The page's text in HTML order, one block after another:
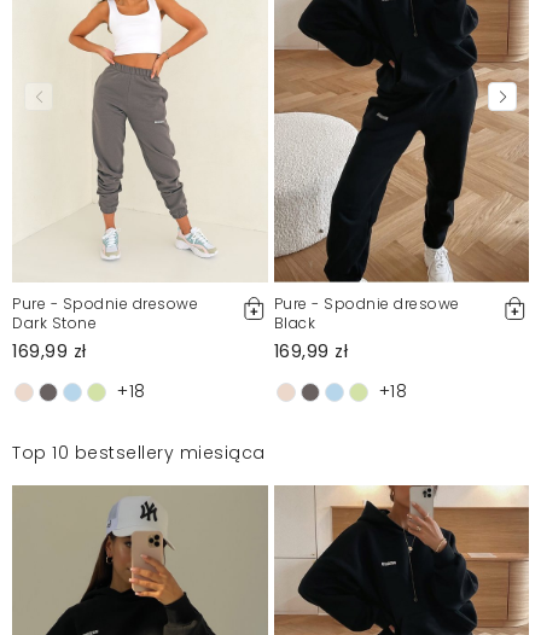
Pure - Spodnie dresowe
Dark Stone
169,99 zł
+18
Pure - Spodnie dresowe
Black
169,99 zł
+18
Top 10 bestsellery miesiąca